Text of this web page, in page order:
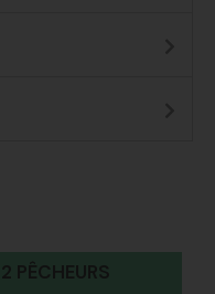
PÊCHEURS